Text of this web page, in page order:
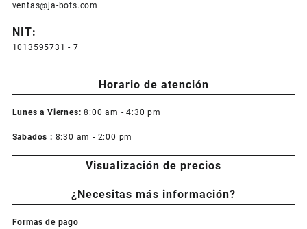
ventas@ja-bots.com
NIT:
1013595731 - 7
Horario de atención
Lunes a Viernes: 8:00 am - 4:30 pm
Sabados : 8:30 am - 2:00 pm
Visualización de precios
¿Necesitas más información?
Formas de pago